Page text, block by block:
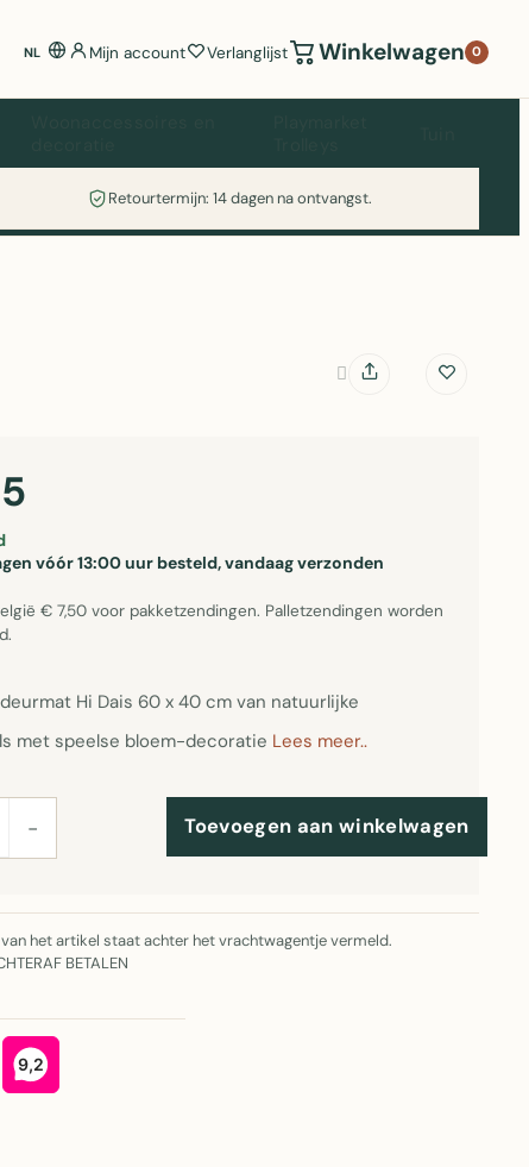
NL Mijn account Verlanglijst Winkelwagen 0
Retourtermijn: 14 dagen na ontvangst.
vóór 13:00 uur besteld, vandaag verzonden
€ 7,50 voor pakketzendingen. Palletzendingen worden
Hi Dais 60 x 40 cm van natuurlijke
met speelse bloem-decoratie Lees meer..
− Toevoegen aan winkelwagen
het artikel staat achter het vrachtwagentje vermeld.
BETALEN